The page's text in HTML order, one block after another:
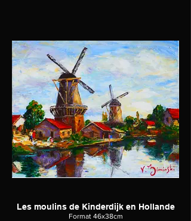
Les moulins de Kinderdijk en Hollande
Format 46x38cm